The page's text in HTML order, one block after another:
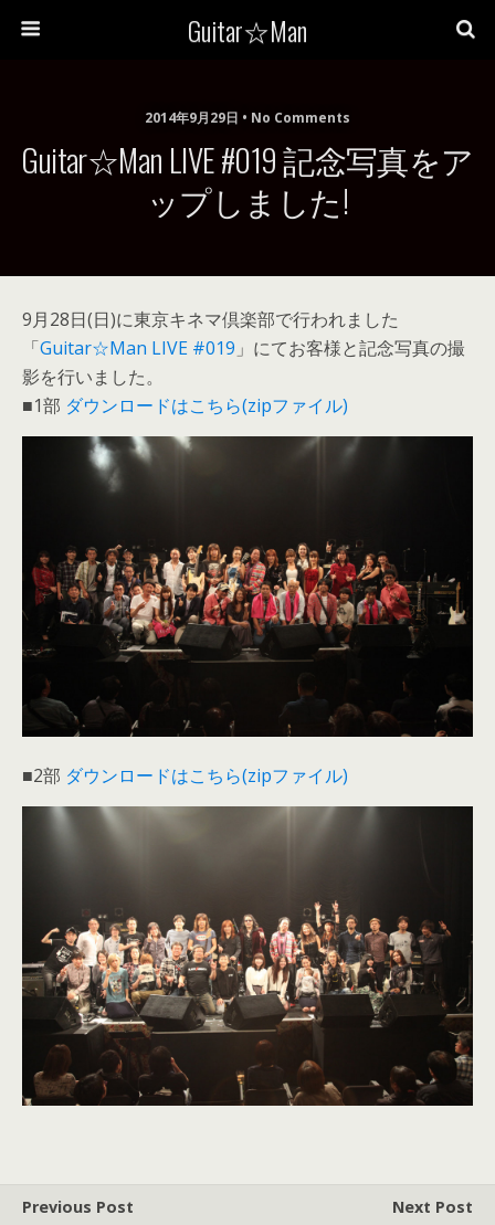
Guitar☆Man
2014年9月29日 • No Comments
Guitar☆Man LIVE #019 記念写真をア
ップしました!
9月28日(日)に東京キネマ倶楽部で行われました
「Guitar☆Man LIVE #019 」にてお客様と記念写真の撮
影を行いました。
■1部 ダウンロードはこちら(zipファイル)
■2部 ダウンロードはこちら(zipファイル)
Previous Post
Next Post